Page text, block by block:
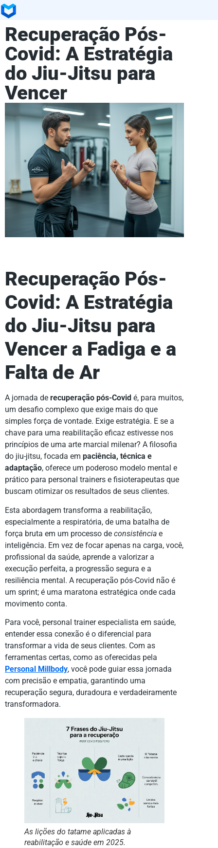
Recuperação Pós-
Covid: A Estratégia
do Jiu-Jitsu para
Vencer
Recuperação Pós-
Covid: A Estratégia
do Jiu-Jitsu para
Vencer a Fadiga e a
Falta de Ar
A jornada de recuperação pós-Covid é, para muitos,
um desafio complexo que exige mais do que
simples força de vontade. Exige estratégia. E se a
chave para uma reabilitação eficaz estivesse nos
princípios de uma arte marcial milenar? A filosofia
do jiu-jitsu, focada em paciência, técnica e
adaptação, oferece um poderoso modelo mental e
prático para personal trainers e fisioterapeutas que
buscam otimizar os resultados de seus clientes.
Esta abordagem transforma a reabilitação,
especialmente a respiratória, de uma batalha de
força bruta em um processo de consistência e
inteligência. Em vez de focar apenas na carga, você,
profissional da saúde, aprende a valorizar a
execução perfeita, a progressão segura e a
resiliência mental. A recuperação pós-Covid não é
um sprint; é uma maratona estratégica onde cada
movimento conta.
Para você, personal trainer especialista em saúde,
entender essa conexão é o diferencial para
transformar a vida de seus clientes. Com as
ferramentas certas, como as oferecidas pela
Personal Millbody, você pode guiar essa jornada
com precisão e empatia, garantindo uma
recuperação segura, duradoura e verdadeiramente
transformadora.
As lições do tatame aplicadas à
reabilitação e saúde em 2025.